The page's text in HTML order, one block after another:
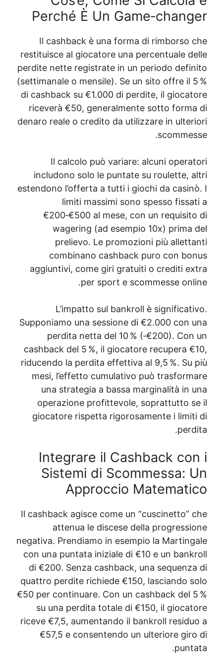
Perché È
Il cashback è
restituisce al
perdite nette
(settimanale o
di cashback su
riceverà €50,
denaro reale o
Il calcolo può
includono solo le
estendono l’offerta a
limiti
€200‑€500 al
wagering (ad
prelievo. Le
combinano
aggiuntivi, come
per
L’impatto
Supponiamo una
perdita netta
cashback del 5 %, il
riducendo la perdita
mesi, l’effetto
una strategia a
operazione
giocatore rispetta
Integrare il
Sistemi di
Il cashback agisce
attenua le
negativa. Prendiamo
con una puntata
di €200. Senza
quattro perdite
€50 per continuare.
su una perdita
riceve €7,5,
€57,5 e